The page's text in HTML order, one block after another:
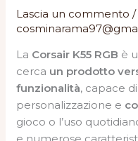
Lascia un commento /
La Corsair K55 RGB è
cerca un prodotto
funzionalità, capace
personalizzazione e
gioco o l’uso
e numerose